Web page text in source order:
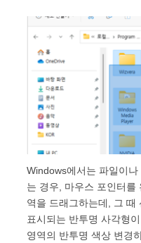
Windows에서는 파일이
는 경우, 마우스 포인터를
역을 드래그하는데, 그 때
표시되는 반투명 사각형
영역의 반투명 색상 변